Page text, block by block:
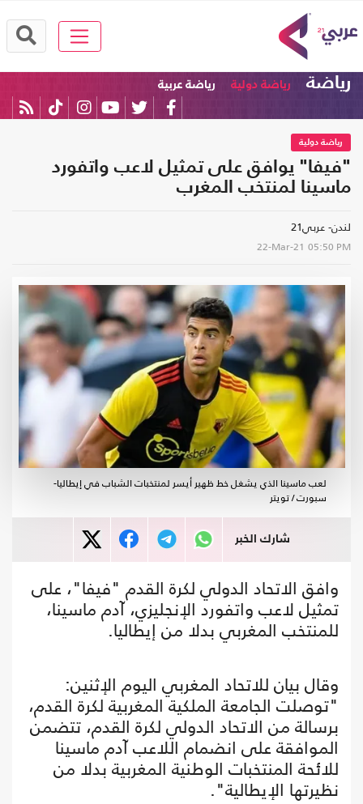
رياضة رياضة دولية رياضة عربية
رياضة دولية
"فيفا" يوافق على تمثيل لاعب واتفورد
ماسينا لمنتخب المغرب
لندن- عربي21
22-Mar-21 05:50 PM
لعب ماسينا الذي يشغل خط ظهير أيسر لمنتخبات الشباب في إيطاليا-
سبورت / تويتر
شارك الخبر
وافق الاتحاد الدولي لكرة القدم "فيفا"، على
تمثيل لاعب واتفورد الإنجليزي، آدم ماسينا،
للمنتخب المغربي بدلا من إيطاليا.
وقال بيان للاتحاد المغربي اليوم الإثنين:
"توصلت الجامعة الملكية المغربية لكرة القدم،
برسالة من الاتحاد الدولي لكرة القدم، تتضمن
الموافقة على انضمام اللاعب آدم ماسينا
للائحة المنتخبات الوطنية المغربية بدلا من
نظيرتها الإيطالية".